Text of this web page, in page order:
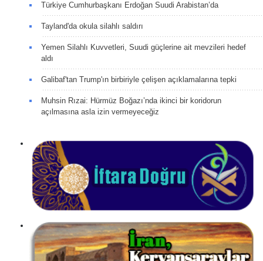
Türkiye Cumhurbaşkanı Erdoğan Suudi Arabistan’da
Tayland'da okula silahlı saldırı
Yemen Silahlı Kuvvetleri, Suudi güçlerine ait mevzileri hedef
aldı
Galibaf'tan Trump'ın birbiriyle çelişen açıklamalarına tepki
Muhsin Rızai: Hürmüz Boğazı’nda ikinci bir koridorun
açılmasına asla izin vermeyeceğiz